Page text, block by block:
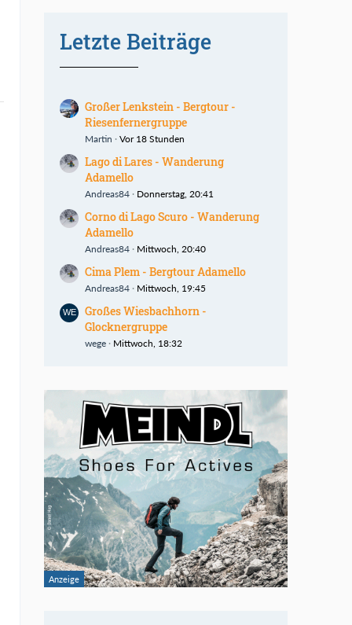
Letzte Beiträge
Großer Lenkstein - Bergtour -
Riesenfernergruppe
Martin Vor 18 Stunden
Lago di Lares - Wanderung
Adamello
Andreas84 Donnerstag, 20:41
Corno di Lago Scuro - Wanderung
Adamello
Andreas84 Mittwoch, 20:40
Cima Plem - Bergtour Adamello
Andreas84 Mittwoch, 19:45
Großes Wiesbachhorn -
Glocknergruppe
wege Mittwoch, 18:32